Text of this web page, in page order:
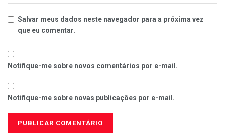
Salvar meus dados neste navegador para a próxima vez
que eu comentar.
Notifique-me sobre novos comentários por e-mail.
Notifique-me sobre novas publicações por e-mail.